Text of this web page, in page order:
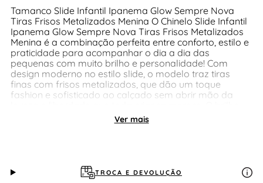
Tamanco Slide Infantil Ipanema Glow Sempre Nova
Tiras Frisos Metalizados Menina O Chinelo Slide Infantil
Ipanema Glow Sempre Nova Tiras Frisos Metalizados
Menina é a combinação perfeita entre conforto, estilo e
praticidade para acompanhar o dia a dia das
pequenas com muito brilho e personalidade! Com
design moderno no estilo slide, o modelo traz tiras
finas com frisos metalizados, que dão um toque
fashion e sofisticado ao calçado sem abrir mão da
sutil das tiras deixa o look mais divertido e estiloso,
ideal para passeios, viagens ou até mesmo para usar
Ver mais
TROCA E DEVOLUÇÃO